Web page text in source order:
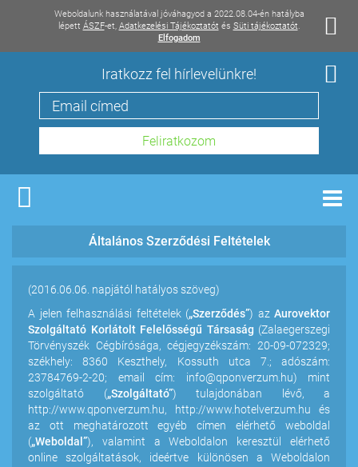
Weboldalunk használatával jóváhagyod a 2022.08.04-én hatályba
lépett ÁSZF-et, Adatkezelési Tájékoztatót és Süti tájékoztatót.
Elfogadom
Iratkozz fel hírlevelünkre!
Általános Szerződési Feltételek
(2016.06.06. napjától hatályos szöveg)
A jelen felhasználási feltételek („Szerződés”) az Aurovektor
Szolgáltató Korlátolt Felelősségű Társaság (Zalaegerszegi
Törvényszék Cégbírósága, cégjegyzékszám: 20-09-072329;
székhely: 8360 Keszthely, Kossuth utca 7.; adószám:
23784769-2-20; email cím: info@qponverzum.hu) mint
szolgáltató („Szolgáltató”) tulajdonában lévő, a
http://www.qponverzum.hu, http://www.hotelverzum.hu és
az ott meghatározott egyéb címen elérhető weboldal
(„Weboldal”), valamint a Weboldalon keresztül elérhető
online szolgáltatások, ideértve különösen a Weboldalon